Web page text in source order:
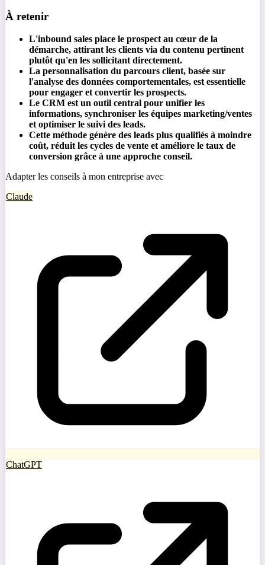
À retenir
L'inbound sales place le prospect au cœur de la
démarche, attirant les clients via du contenu pertinent
plutôt qu'en les sollicitant directement.
La personnalisation du parcours client, basée sur
l'analyse des données comportementales, est essentielle
pour engager et convertir les prospects.
Le CRM est un outil central pour unifier les
informations, synchroniser les équipes marketing/ventes
et optimiser le suivi des leads.
Cette méthode génère des leads plus qualifiés à moindre
coût, réduit les cycles de vente et améliore le taux de
conversion grâce à une approche conseil.
Adapter les conseils à mon entreprise avec
Claude
ChatGPT